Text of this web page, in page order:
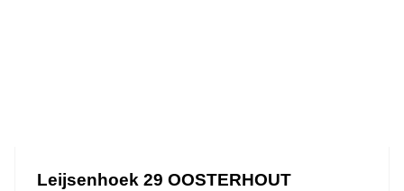
Leijsenhoek 29 OOSTERHOUT